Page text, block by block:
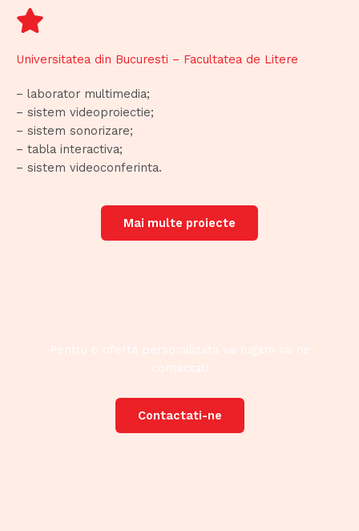
Universitatea din Bucuresti – Facultatea de Litere
– laborator multimedia;
– sistem videoproiectie;
– sistem sonorizare;
– tabla interactiva;
– sistem videoconferinta.
Mai multe proiecte
Pentru o oferta personalizata va rugam sa ne
contactati
Contactati-ne